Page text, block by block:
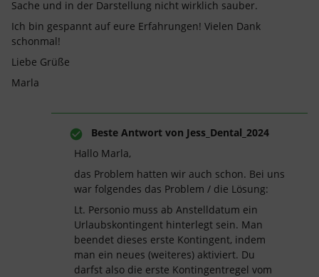
Sache und in der Darstellung nicht wirklich sauber.
Ich bin gespannt auf eure Erfahrungen! Vielen Dank
schonmal!
Liebe Grüße
Marla
Beste Antwort von Jess_Dental_2024
Hallo Marla,
das Problem hatten wir auch schon. Bei uns
war folgendes das Problem / die Lösung:
Lt. Personio muss ab Anstelldatum ein
Urlaubskontingent hinterlegt sein. Man
beendet dieses erste Kontingent, indem
man ein neues (weiteres) aktiviert. Du
darfst also die erste Kontingentregel vom